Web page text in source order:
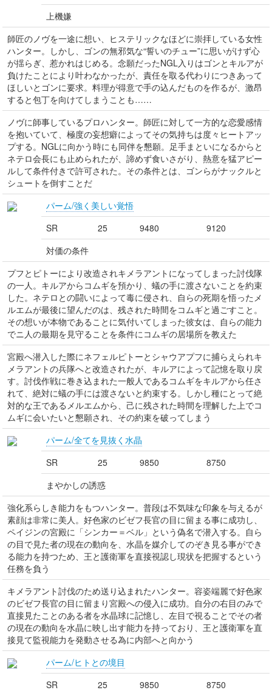
上機嫌
師匠のノヴを一途に想い、ヒステリックなほどに崇拝している女性
ハンター。しかし、ゴンの無邪気な“誓いのチュー”に思いがけず心
が揺らぎ、惹かれはじめる。念願だったNGL入りはゴンとキルアが
負けたことにより叶わなかったが、責任を取る代わりにつきあって
ほしいとゴンに要求。料理が得意で手の込んだものを作るが、激昂
すると包丁を向けてしまうことも……
ノヴに師事しているプロハンター。師匠に対して一方的な恋愛感情
を抱いていて、極度の妄想癖によってその気持ちは度々ヒートアッ
プする。NGLに向かう時にも同伴を懇願。足手まといになるからと
ネテロ会長にも止められたが、諦めず食いさがり、熱意を猛アピー
ルして条件付きで許可された。その条件とは、ゴンらがナックルと
シュートを倒すことだ
パーム/強く美しい覚悟
SR
25 9480
9120
対価の条件
プフとピトーにより改造されキメラアントになってしまった討伐隊
の一人。キルアからコムギを預かり、蟻の手に渡さないことを約束
した。ネテロとの闘いによって毒に侵され、自らの死期を悟ったメ
ルエムが最後に望んだのは、残された時間をコムギと過ごすこと。
その想いが本物であることに気付いてしまった彼女は、自らの能力
でニ人の最期を見守ることを条件にコムギの居場所を教えた
宮殿へ潜入した際にネフェルピトーとシャウアプフに捕らえられキ
メラアントの兵隊へと改造されたが、キルアによって記憶を取り戻
す。討伐作戦に巻き込まれた一般人であるコムギをキルアから任さ
れて、絶対に蟻の手には渡さないと約束する。しかし種にとって絶
対的な王であるメルエムから、己に残された時間を理解した上でコ
ムギに会いたいと懇願され、その約束を破ってしまう
パーム/全てを見抜く水晶
SR
25 9850
8750
まやかしの誘惑
強化系らしき能力をもつハンター。普段は不気味な印象を与えるが
素顔は非常に美人。好色家のビゼフ長官の目に留まる事に成功し、
ペイジンの宮殿に「シンカー＝ベル」という偽名で潜入する。自ら
の目で見た者の現在の動向を、水晶を媒介してのぞき見る事ができ
る能力を持つため、王と護衛軍を直接視認し現状を把握するという
任務を負う
キメラアント討伐のため送り込まれたハンター。容姿端麗で好色家
のビゼフ長官の目に留まり宮殿への侵入に成功。自分の右目のみで
直接見たことのある者を水晶球に記憶し、左目で視ることでその者
の現在の動向を水晶に映し出す能力を持っており、王と護衛軍を直
接見て監視能力を発動させる為に内部へと向かう
パーム/ヒトとの境目
SR
25 9850
8750